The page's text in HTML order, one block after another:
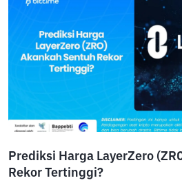
Prediksi Harga LayerZero
Rekor Tertinggi?